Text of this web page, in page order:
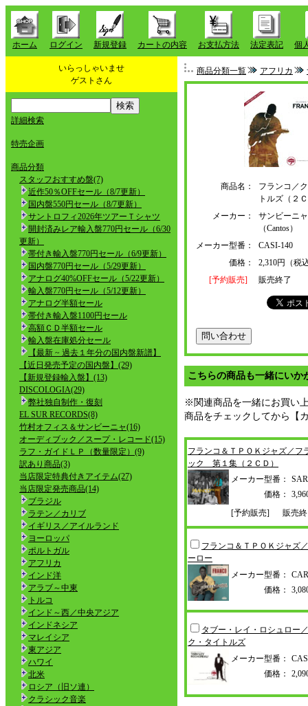
ホーム ログイン 新規登録 カートの内容 お支払方法 法定表記 個
いらっしゃいませ
ゲストさん
詳細検索
特売企画
商品分類
スタッフおすすめ盤(7)
近作50％OFFセール（8/7更新）
国内盤550円セール（8/7更新）
サントロフィ2026年ツアーＴシャツ
開封済みレア輸入盤770円セール（6/30
更新）
帯付き輸入盤770円セール（6/9更新）
国内盤770円セール（5/29更新）
アナログ40%OFFセール（5/22更新）
輸入盤770円セール（5/12更新）
アナログ半額セール
帯付き輸入盤1100円セール
高額ＣＤ半額セール
輸入盤在庫処分セール
【最新 ~ 過去１年分の国内盤新譜】
【近日発売予定の国内盤】(29)
【新規登録輸入盤】(13)
DISCOLOGIA(29)
弊社独自制作・復刻
EL SUR RECORDS(8)
竹村オフィス＆サンビーニャ(16)
オーディブック／スープ・レコード(15)
ラフ・ガイドＬＰ（数量限定）(9)
訳あり商品(3)
当店限定特典付きアイテム(27)
当店限定発売商品(14)
ブラジル
ラテン／カリブ
イギリス／アイルランド
ヨーロッパ
ポルトガル
アフリカ
インド洋
アラブ～中東
トルコ
インド～西／中央アジア
インドネシア
マレイシア
東アジア
ハワイ
北米
ロシア（旧ソ連）
クラシック音楽
商品分類一覧 アフリカ
商品名：
フランコ／
トルズ（２
メーカー：
サンビーニ
（Cantos）
メーカー型番：
CASI-140
価格：
2,310円（税
[予約販売]
販売終了
こちらの商品も一緒にいか
※関連商品を一緒にお買い
商品をチェックしてから【
フランコ＆ＴＰＯＫジャズ／フ
ック 第１集（２ＣＤ）
メーカー型番：
価格：
[予約販売]
販売
フランコ＆ＴＰＯＫジャズ
ーロー
メーカー型番：
価格：
タブー・レイ・ロシュロー
ク・タイトルズ
メーカー型番：
価格：